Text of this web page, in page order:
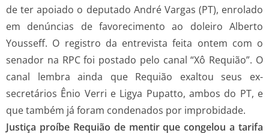
de ter apoiado o deputado André Vargas (PT), enrolado
em denúncias de favorecimento ao doleiro Alberto
Yousseff. O registro da entrevista feita ontem com o
senador na RPC foi postado pelo canal “Xô Requião”. O
canal lembra ainda que Requião exaltou seus ex-
secretários Ênio Verri e Ligya Pupatto, ambos do PT, e
que também já foram condenados por improbidade.
Justiça proíbe Requião de mentir que congelou a tarifa